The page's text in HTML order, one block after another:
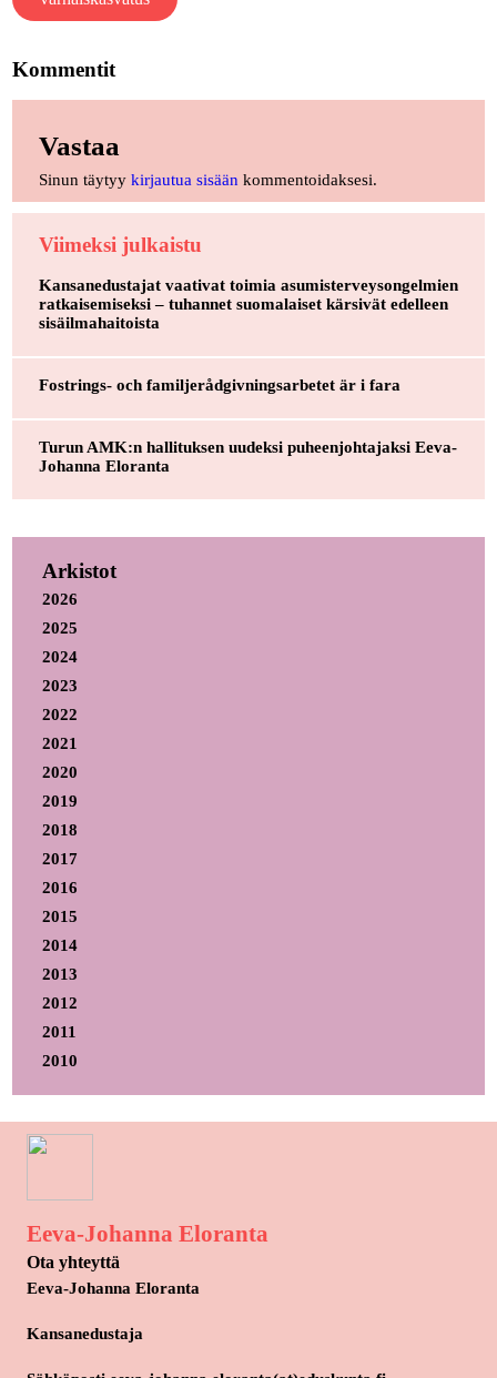
Kommentit
Vastaa
Sinun täytyy kirjautua sisään kommentoidaksesi.
Viimeksi julkaistu
Kansanedustajat vaativat toimia asumisterveysongelmien
ratkaisemiseksi – tuhannet suomalaiset kärsivät edelleen
sisäilmahaitoista
Fostrings- och familjerådgivningsarbetet är i fara
Turun AMK:n hallituksen uudeksi puheenjohtajaksi Eeva-
Johanna Eloranta
Arkistot
2026
2025
2024
2023
2022
2021
2020
2019
2018
2017
2016
2015
2014
2013
2012
2011
2010
Eeva-Johanna Eloranta
Ota yhteyttä
Eeva-Johanna Eloranta
Kansanedustaja